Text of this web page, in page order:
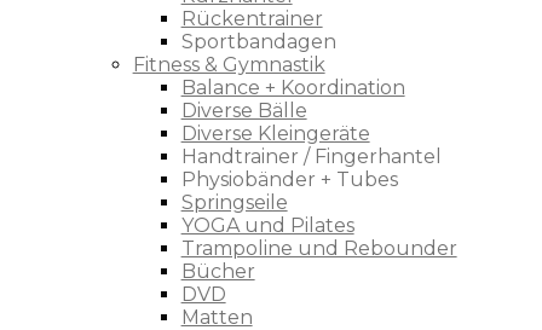
Rückentrainer
Sportbandagen
Fitness & Gymnastik
Balance + Koordination
Diverse Bälle
Diverse Kleingeräte
Handtrainer / Fingerhantel
Physiobänder + Tubes
Springseile
YOGA und Pilates
Trampoline und Rebounder
Bücher
DVD
Matten